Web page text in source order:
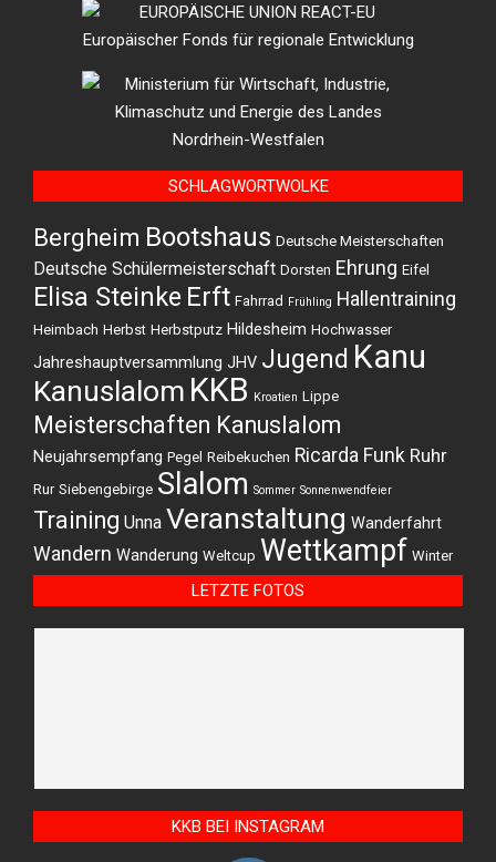
SCHLAGWORTWOLKE
Bergheim Bootshaus Deutsche Meisterschaften
Deutsche Schülermeisterschaft Dorsten Ehrung Eifel
Elisa Steinke Erft Fahrrad Frühling Hallentraining
Heimbach Herbst Herbstputz Hildesheim Hochwasser
Jahreshauptversammlung JHV Jugend Kanu
Kanuslalom KKB Kroatien Lippe
Meisterschaften Kanuslalom
Neujahrsempfang Pegel Reibekuchen Ricarda Funk Ruhr
Rur Siebengebirge Slalom Sommer Sonnenwendfeier
Training Unna Veranstaltung Wanderfahrt
Wandern Wanderung Weltcup Wettkampf Winter
LETZTE FOTOS
KKB BEI INSTAGRAM